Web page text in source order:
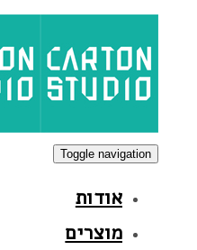
primary
navigation
Toggle navigation
אודות
מוצרים